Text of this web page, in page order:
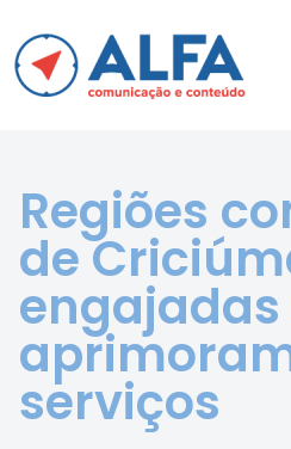
Regiões
de
engajadas
serviços